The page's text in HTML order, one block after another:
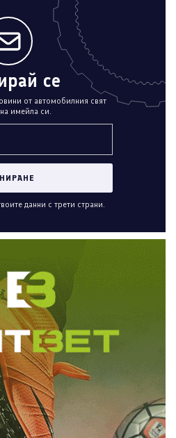
се
от автомобилния свят
имейла си.
данни с трети страни.